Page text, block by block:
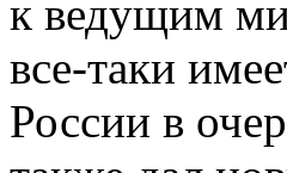
к ведущим
все-таки
России в